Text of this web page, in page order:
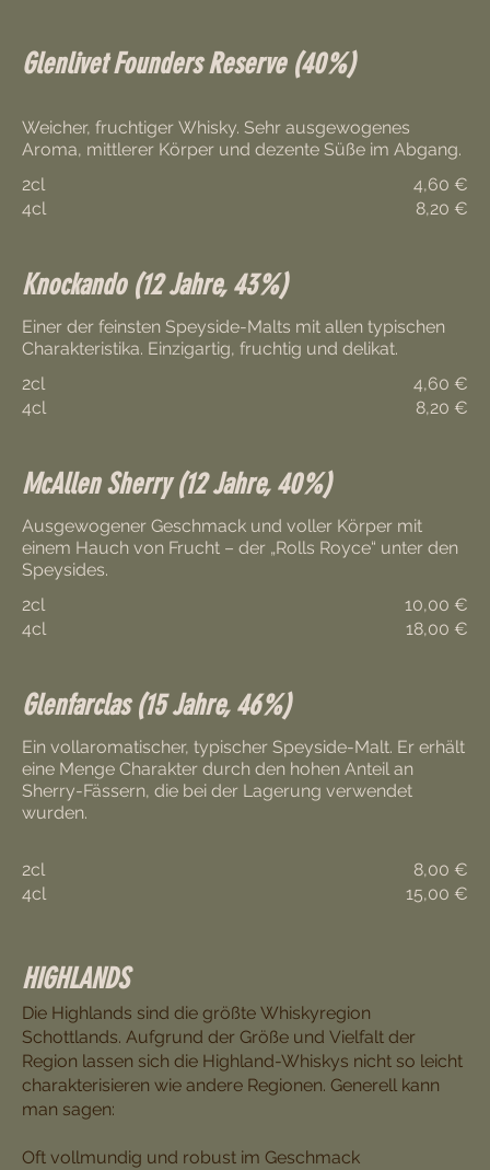
Glenlivet Founders Reserve (40%)
Weicher, fruchtiger Whisky. Sehr ausgewogenes
Aroma, mittlerer Körper und dezente Süße im Abgang.
2cl
4,60 €
4cl
8,20 €
Knockando (12 Jahre, 43%)
Einer der feinsten Speyside-Malts mit allen typischen
2cl
4,60 €
4cl
8,20 €
McAllen Sherry (12 Jahre, 40%)
Ausgewogener Geschmack und voller Körper mit
einem Hauch von Frucht – der „Rolls Royce“ unter den
2cl
10,00 €
4cl
18,00 €
Glenfarclas (15 Jahre, 46%)
Ein vollaromatischer, typischer Speyside-Malt. Er erhält
eine Menge Charakter durch den hohen Anteil an
Sherry-Fässern, die bei der Lagerung verwendet
wurden.
2cl
8,00 €
4cl
15,00 €
HIGHLANDS
Die Highlands sind die größte Whiskyregion
Schottlands. Aufgrund der Größe und Vielfalt der
Region lassen sich die Highland-Whiskys nicht so leicht
charakterisieren wie andere Regionen. Generell kann
man sagen:
Oft vollmundig und robust im Geschmack